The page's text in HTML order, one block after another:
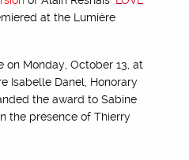
at the Lumière
Monday, October 13, at
Isabelle Danel, Honorary
the award to Sabine
the presence of Thierry